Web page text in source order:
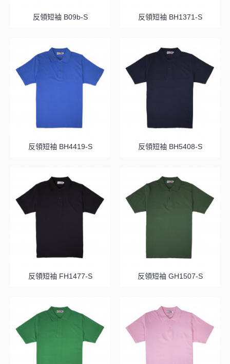
反領短袖 B09b-S 反領短袖 BH1371-S
反領短袖 BH4419-S 反領短袖 BH5408-S
反領短袖 FH1477-S 反領短袖 GH1507-S